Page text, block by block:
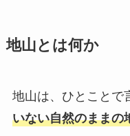
地山とは何か
地山は、ひとことで
いない自然のままの